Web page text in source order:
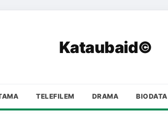
Kataubaid©
TELEFILEM DRAMA